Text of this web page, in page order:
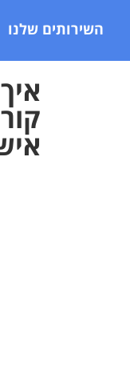
השירותים שלנו